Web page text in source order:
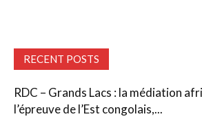
RECENT POSTS
RDC – Grands Lacs : la médiation
l’épreuve de l’Est congolais,...